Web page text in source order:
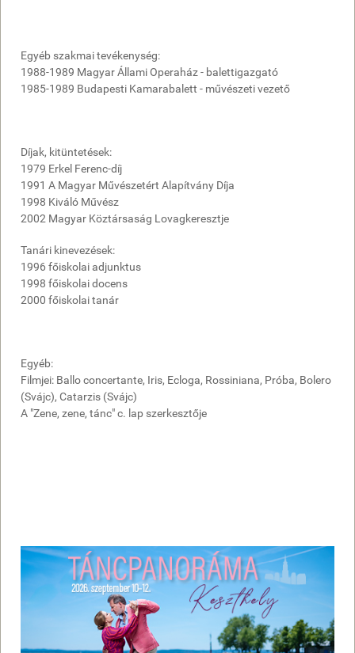
Egyéb szakmai tevékenység:
1988-1989 Magyar Állami Operaház - balettigazgató
1985-1989 Budapesti Kamarabalett - művészeti vezető
Díjak, kitüntetések:
1979 Erkel Ferenc-díj
1991 A Magyar Művészetért Alapítvány Díja
1998 Kiváló Művész
2002 Magyar Köztársaság Lovagkeresztje
Tanári kinevezések:
1996 főiskolai adjunktus
1998 főiskolai docens
2000 főiskolai tanár
Egyéb:
Filmjei: Ballo concertante, Iris, Ecloga, Rossiniana, Próba, Bolero
(Svájc), Catarzis (Svájc)
A "Zene, zene, tánc" c. lap szerkesztője